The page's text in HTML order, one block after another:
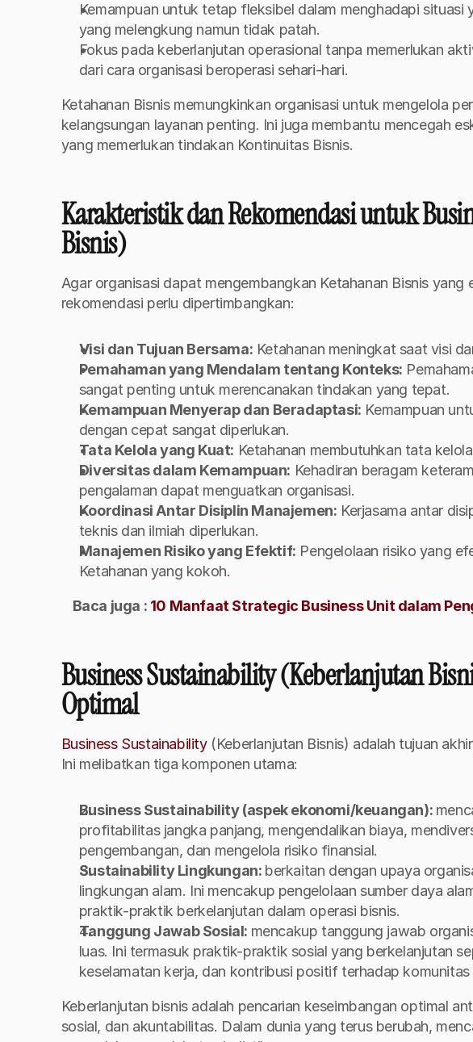
Kemampuan untuk tetap fleksibel dalam menghadapi
yang melengkung namun tidak patah.
Fokus pada keberlanjutan operasional tanpa memerlukan
dari cara organisasi beroperasi sehari-hari.
Ketahanan Bisnis memungkinkan organisasi untuk mengelola
kelangsungan layanan penting. Ini juga membantu mencegah
yang memerlukan tindakan Kontinuitas Bisnis.
Karakteristik dan Rekomendasi untuk
Bisnis)
Agar organisasi dapat mengembangkan Ketahanan Bisnis
rekomendasi perlu dipertimbangkan:
Visi dan Tujuan Bersama: Ketahanan meningkat saat visi
Pemahaman yang Mendalam tentang Konteks:
sangat penting untuk merencanakan tindakan yang tepat.
Kemampuan Menyerap dan Beradaptasi: Kemampuan
dengan cepat sangat diperlukan.
Tata Kelola yang Kuat: Ketahanan membutuhkan tata
Diversitas dalam Kemampuan: Kehadiran beragam
pengalaman dapat menguatkan organisasi.
Koordinasi Antar Disiplin Manajemen: Kerjasama antar
teknis dan ilmiah diperlukan.
Manajemen Risiko yang Efektif: Pengelolaan risiko yang
Ketahanan yang kokoh.
Baca juga : 10 Manfaat Strategic Business Unit dalam
Business Sustainability (Keberlanjutan
Optimal
Business Sustainability (Keberlanjutan Bisnis) adalah tujuan
Ini melibatkan tiga komponen utama:
Business Sustainability (aspek ekonomi/keuangan):
profitabilitas jangka panjang, mengendalikan biaya,
pengembangan, dan mengelola risiko finansial.
Sustainability Lingkungan: berkaitan dengan upaya
lingkungan alam. Ini mencakup pengelolaan sumber daya
praktik-praktik berkelanjutan dalam operasi bisnis.
Tanggung Jawab Sosial: mencakup tanggung jawab
luas. Ini termasuk praktik-praktik sosial yang berkelanjutan
keselamatan kerja, dan kontribusi positif terhadap
Keberlanjutan bisnis adalah pencarian keseimbangan optimal
sosial, dan akuntabilitas. Dalam dunia yang terus berubah,